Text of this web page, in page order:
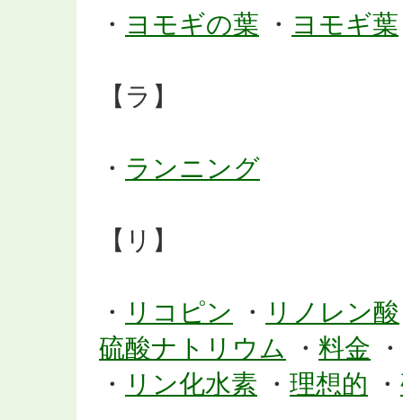
・ ヨモギの葉 ・ ヨモギ葉
【ラ】
・ ランニング
【リ】
・ リコピン ・ リノレン酸
硫酸ナトリウム
・ 料金 ・
・ リン化水素 ・ 理想的 ・